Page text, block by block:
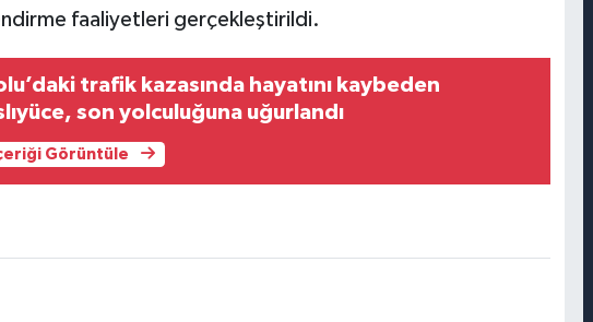
faaliyetleri gerçekleştirildi.
trafik kazasında hayatını kaybeden
son yolculuğuna uğurlandı
Görüntüle